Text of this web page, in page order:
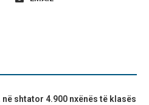
shtator 4.900 nxënës të klasës